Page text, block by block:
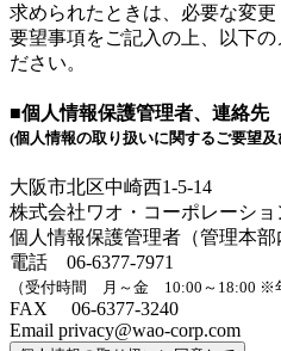
求められたときは、必要な変更
要望事項をご記入の上、以下
ださい。
■個人情報保護管理者、連絡先
(個人情報の取り扱いに関するご要望
大阪市北区中崎西1-5-14
株式会社ワオ・コーポレーショ
個人情報保護管理者（管理本部
電話 06-6377-7971
（受付時間 月～金 10:00～18:00 ※
FAX 06-6377-3240
Email privacy@wao-corp.com